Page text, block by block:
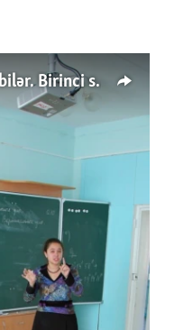
50 min müəllim işini itirə bilər. Birinci sinfə gedənlər azalır